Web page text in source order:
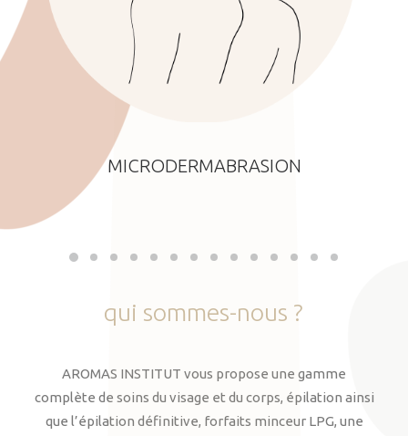
MICRODERMABRASION
qui sommes-nous ?
AROMAS INSTITUT vous propose une gamme
complète de soins du visage et du corps, épilation ainsi
que l’épilation définitive, forfaits minceur LPG, une